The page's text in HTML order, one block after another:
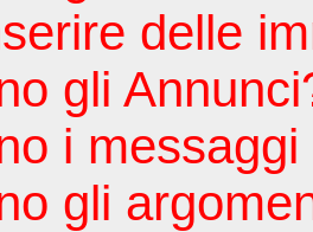
delle
gli
i
gli